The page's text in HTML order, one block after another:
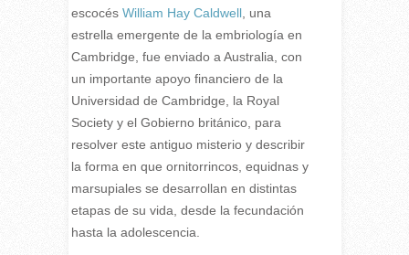
escocés William Hay Caldwell, una
estrella emergente de la embriología en
Cambridge, fue enviado a Australia, con
un importante apoyo financiero de la
Universidad de Cambridge, la Royal
Society y el Gobierno británico, para
resolver este antiguo misterio y describir
la forma en que ornitorrincos, equidnas y
marsupiales se desarrollan en distintas
etapas de su vida, desde la fecundación
hasta la adolescencia.